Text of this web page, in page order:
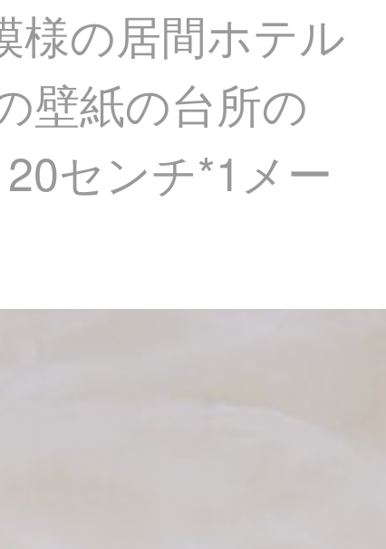
様の居間ホテル
壁紙の台所の
センチ*1メー